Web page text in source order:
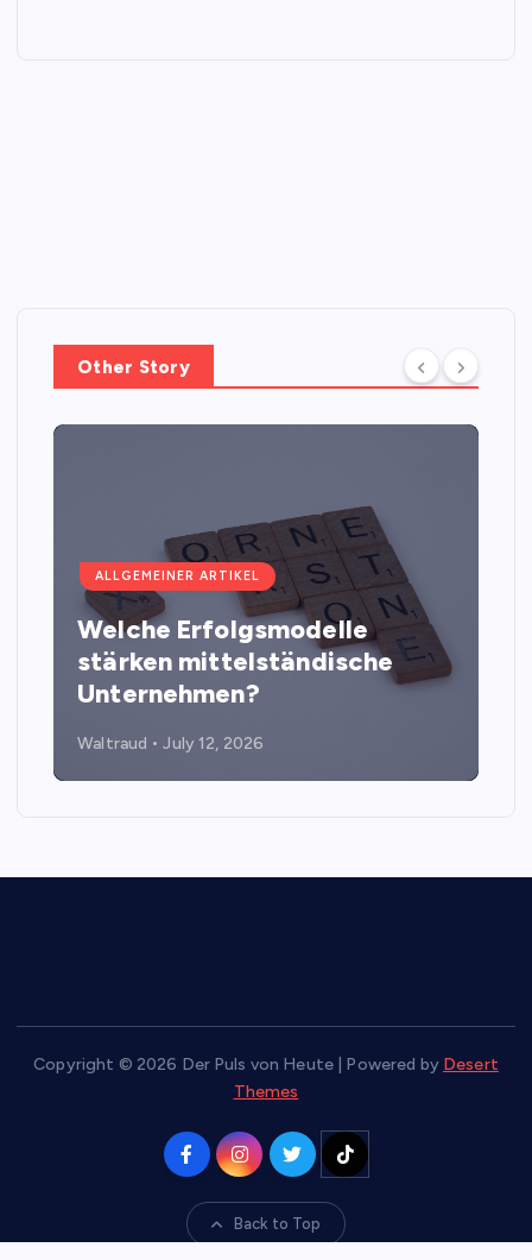
Other Story
ALLGEMEINER ARTIKEL
Welche Erfolgsmodelle
stärken mittelständische
Unternehmen?
Waltraud July 12, 2026
Copyright © 2026 Der Puls von Heute | Powered by Desert
Themes
Back to Top